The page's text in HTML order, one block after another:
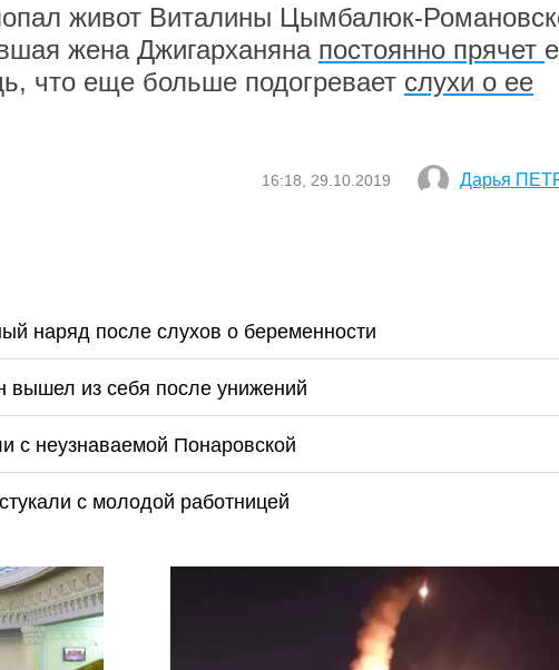
живот Виталины Цымбалюк-
жена Джигарханяна постоянно прячет
что еще больше подогревает слухи о ее
16:18, 29.10.2019 Дарья
наряд после слухов о беременности
вышел из себя после унижений
с неузнаваемой Понаровской
с молодой работницей